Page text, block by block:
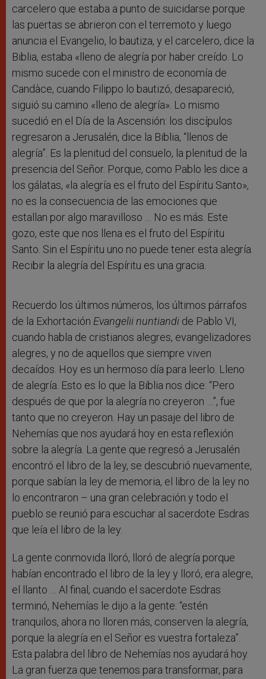
carcelero que estaba a punto de suicidarse porque
las puertas se abrieron con el terremoto y luego
anuncia el Evangelio, lo bautiza, y el carcelero, dice la
Biblia, estaba «lleno de alegría por haber creído. Lo
mismo sucede con el ministro de economía de
Candàce, cuando Filippo lo bautizó, desapareció,
siguió su camino «lleno de alegría». Lo mismo
sucedió en el Día de la Ascensión: los discípulos
regresaron a Jerusalén, dice la Biblia, “llenos de
alegría”. Es la plenitud del consuelo, la plenitud de la
presencia del Señor. Porque, como Pablo les dice a
los gálatas, «la alegría es el fruto del Espíritu Santo»,
no es la consecuencia de las emociones que
estallan por algo maravilloso … No es más. Este
gozo, este que nos llena es el fruto del Espíritu
Santo. Sin el Espíritu uno no puede tener esta alegría.
Recibir la alegría del Espíritu es una gracia.
Recuerdo los últimos números, los últimos párrafos
de la Exhortación Evangelii nuntiandi de Pablo VI,
cuando habla de cristianos alegres, evangelizadores
alegres, y no de aquellos que siempre viven
decaídos. Hoy es un hermoso día para leerlo. Lleno
de alegría. Esto es lo que la Biblia nos dice: “Pero
después de que por la alegría no creyeron …”, fue
tanto que no creyeron. Hay un pasaje del libro de
Nehemías que nos ayudará hoy en esta reflexión
sobre la alegría. La gente que regresó a Jerusalén
encontró el libro de la ley, se descubrió nuevamente,
porque sabían la ley de memoria, el libro de la ley no
lo encontraron – una gran celebración y todo el
pueblo se reunió para escuchar al sacerdote Esdras
que leía el libro de la ley.
La gente conmovida lloró, lloró de alegría porque
habían encontrado el libro de la ley y lloró, era alegre,
el llanto … Al final, cuando el sacerdote Esdras
terminó, Nehemías le dijo a la gente: “estén
tranquilos, ahora no lloren más, conserven la alegría,
porque la alegría en el Señor es vuestra fortaleza”.
Esta palabra del libro de Nehemías nos ayudará hoy.
La gran fuerza que tenemos para transformar, para